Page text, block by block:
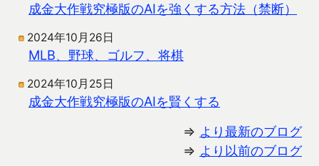
成金大作戦究極版のAIを強くする方法（禁断）
2024年10月26日
MLB、野球、ゴルフ、将棋
2024年10月25日
成金大作戦究極版のAIを賢くする
⇒ より最新のブログ
⇒ より以前のブログ